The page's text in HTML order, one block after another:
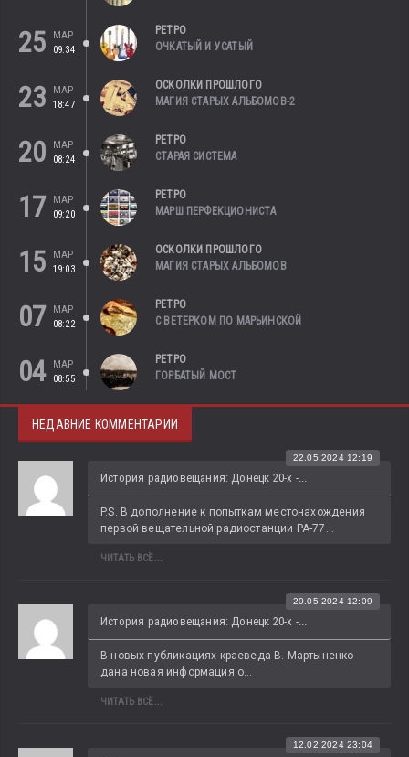
25
МАР
09:34
РЕТРО
ОЧКАТЫЙ И УСАТЫЙ
23
МАР
18:47
ОСКОЛКИ ПРОШЛОГО
МАГИЯ СТАРЫХ АЛЬБОМОВ-2
20
МАР
08:24
РЕТРО
СТАРАЯ СИСТЕМА
17
МАР
09:20
РЕТРО
МАРШ ПЕРФЕКЦИОНИСТА
15
МАР
19:03
ОСКОЛКИ ПРОШЛОГО
МАГИЯ СТАРЫХ АЛЬБОМОВ
07
МАР
08:22
РЕТРО
С ВЕТЕРКОМ ПО МАРЬИНСКОЙ
04
МАР
08:55
РЕТРО
ГОРБАТЫЙ МОСТ
НЕДАВНИЕ КОММЕНТАРИИ
История радиовещания: Донецк 20-х -...
22.05.2024 12:19
P.S. В дополнение к попыткам местонахождения
первой вещательной радиостанции РА-77...
ЧИТАТЬ ВСЁ...
История радиовещания: Донецк 20-х -...
20.05.2024 12:09
В новых публикациях краеведа В. Мартыненко
дана новая информация о...
ЧИТАТЬ ВСЁ...
12.02.2024 23:04